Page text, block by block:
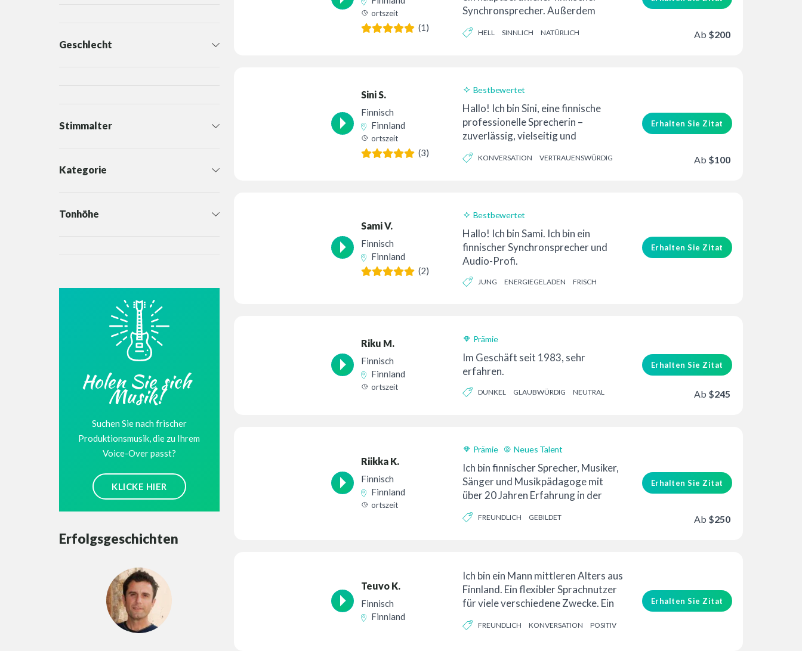
Geschlecht
Stimmalter
Kategorie
Tonhöhe
Holen Sie sich
Musik!
Suchen Sie nach frischer
Produktionsmusik, die zu Ihrem
Voice-Over passt?
KLICKE HIER
Erfolgsgeschichten
ortszeit
(1)
Synchronsprecher. Außerdem
euroneutralem/internationalem E
HELL SINNLICH NATÜRLICH Ab $200
Sini S.
Finnisch
Finnland
ortszeit
(3)
Bestbewertet
24-Stunden-Lieferung
Hallo! Ich bin Sini, eine finnische
professionelle Sprecherin –
zuverlässig, vielseitig und
KONVERSATION VERTRAUENSWÜRDIG
Erhalten Sie Zitat
Ab $100
Sami V.
Finnisch
Finnland
(2)
Bestbewertet
24-Stunden-Lieferung
Hallo! Ich bin Sami. Ich bin ein
finnischer Synchronsprecher und
Audio-Profi.
JUNG ENERGIEGELADEN FRISCH
Erhalten Sie Zitat
Riku M.
Finnisch
Finnland
ortszeit
Prämie
Im Geschäft seit 1983, sehr
erfahren.
DUNKEL GLAUBWÜRDIG NEUTRAL
Erhalten Sie Zitat
Ab $245
Riikka K.
Finnisch
Finnland
ortszeit
Prämie Neues Talent
Ich bin finnischer Sprecher, Musiker,
Sänger und Musikpädagoge mit
über 20 Jahren Erfahrung in der
FREUNDLICH GEBILDET
Erhalten Sie Zitat
Ab $250
Teuvo K.
Finnisch
Finnland
Ich bin ein Mann mittleren Alters aus
Finnland. Ein flexibler Sprachnutzer
für viele verschiedene Zwecke. Ein
FREUNDLICH KONVERSATION POSITIV
Erhalten Sie Zitat